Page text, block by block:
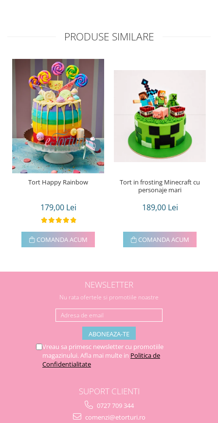
PRODUSE SIMILARE
Tort Happy Rainbow
179,00 Lei
COMANDA ACUM
Tort in frosting Minecraft cu
personaje mari
189,00 Lei
COMANDA ACUM
NEWSLETTER
Nu rata ofertele si promotiile noastre
Vreau sa primesc newsletter cu promotiile
magazinului. Afla mai multe in Politica de
Confidentialitate
SUPORT CLIENTI
0727 709 344
comenzi@etorturi.ro